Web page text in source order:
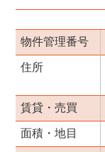
物件管理番号
住所
賃貸・売買
面積・地目